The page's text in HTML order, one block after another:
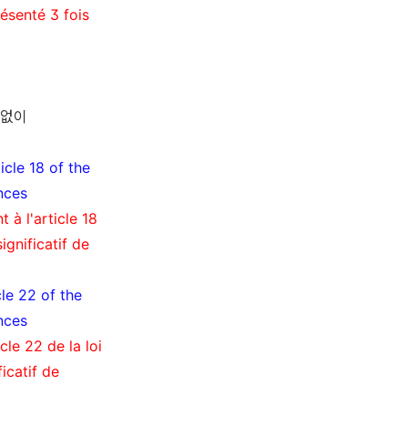
3 fois
이
18 of the
à l'article 18
de
22 of the
22 de la loi
de